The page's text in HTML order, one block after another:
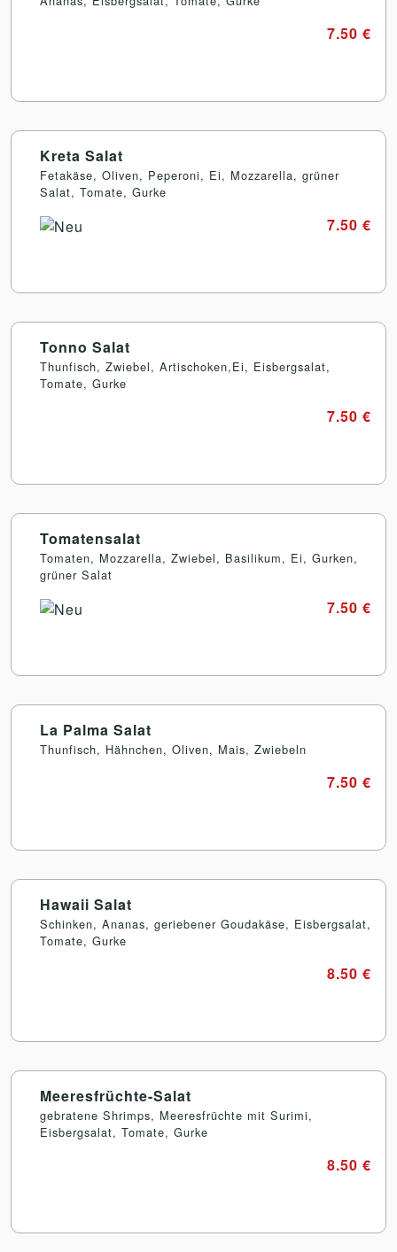
7.50 €
Kreta Salat
Fetakäse, Oliven, Peperoni, Ei, Mozzarella, grüner
Salat, Tomate, Gurke
7.50 €
Tonno Salat
Thunfisch, Zwiebel, Artischoken,Ei, Eisbergsalat,
Tomate, Gurke
7.50 €
Tomatensalat
Tomaten, Mozzarella, Zwiebel, Basilikum, Ei, Gurken,
grüner Salat
7.50 €
La Palma Salat
Thunfisch, Hähnchen, Oliven, Mais, Zwiebeln
7.50 €
Hawaii Salat
Schinken, Ananas, geriebener Goudakäse, Eisbergsalat,
Tomate, Gurke
8.50 €
Meeresfrüchte-Salat
gebratene Shrimps, Meeresfrüchte mit Surimi,
Eisbergsalat, Tomate, Gurke
8.50 €